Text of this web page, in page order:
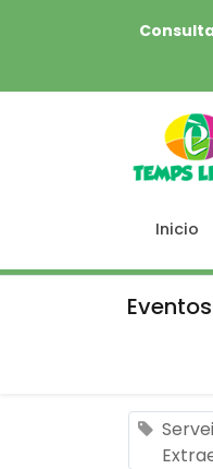
Inicio
Eventos